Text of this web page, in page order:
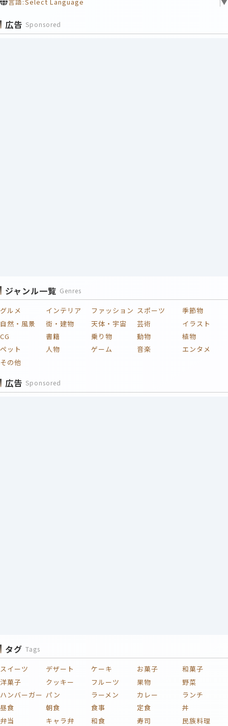
言語:Select Language ▼
広告 Sponsored
ジャンル一覧 Genres
グルメ インテリア ファッション スポーツ
季節物
自然・風景
街・建物 天体・宇宙 芸術
イラスト
CG
書籍 乗り物 動物
植物
ペット
人物 ゲーム 音楽
エンタメ
その他
広告 Sponsored
タグ Tags
スイーツ デザート ケーキ お菓子
和菓子
洋菓子
クッキー フルーツ 果物
野菜
ハンバーガー パン ラーメン カレー
ランチ
昼食
朝食 食事 定食
丼
弁当
キャラ弁 和食 寿司
民族料理